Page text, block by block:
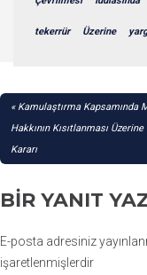
tekerrür Üzerine
YAZI
GEZINMESI
Kamulaştırma Kapsamında
Hakkının Kısıtlanması Üzerine
Kararı
BIR YANIT
E-posta adresiniz
işaretlenmişlerdir